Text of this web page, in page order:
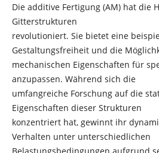
Die additive Fertigung (AM) hat die
Gitterstrukturen
revolutioniert. Sie bietet eine
Gestaltungsfreiheit und die
mechanischen Eigenschaften für
anzupassen. Während sich die
umfangreiche Forschung auf die
Eigenschaften dieser Strukturen
konzentriert hat, gewinnt ihr
Verhalten unter unterschiedlichen
Belastungsbedingungen aufgrund